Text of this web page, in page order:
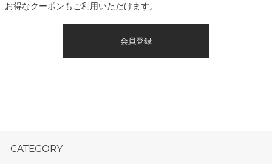
お得なクーポンもご利用いただけます。
会員登録
CATEGORY